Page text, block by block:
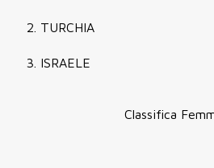
TURCHIA
ISRAELE
Classifica